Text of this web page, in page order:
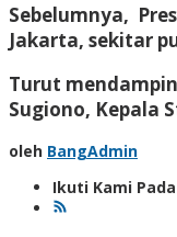
Sebelumnya,
Jakarta, sekitar
Turut
Sugiono, Kepala
oleh BangAdmin
Ikuti Kami Pada